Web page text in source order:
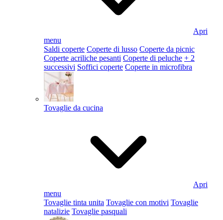
Apri
menu
Saldi coperte Coperte di lusso Coperte da picnic
Coperte acriliche pesanti Coperte di peluche + 2
successivi Soffici coperte Coperte in microfibra
Tovaglie da cucina
Apri
menu
Tovaglie tinta unita Tovaglie con motivi Tovaglie
natalizie Tovaglie pasquali